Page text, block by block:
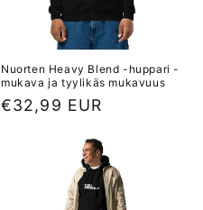
Nuorten Heavy Blend -huppari -
mukava ja tyylikäs mukavuus
Normaalihinta
€32,99 EUR